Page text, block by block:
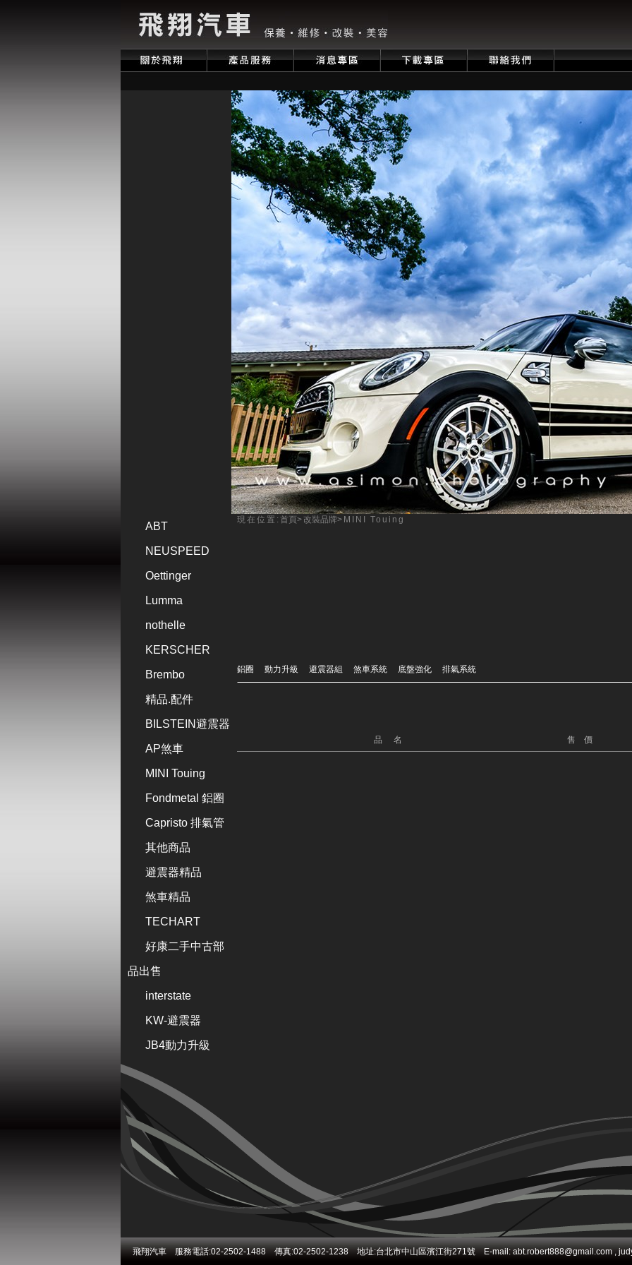
ABT
NEUSPEED
Oettinger
Lumma
nothelle
KERSCHER
Brembo
精品.配件
BILSTEIN避震器
AP煞車
MINI Touing
Fondmetal 鋁圈
Capristo 排氣管
其他商品
避震器精品
煞車精品
TECHART
好康二手中古部
品出售
interstate
KW-避震器
JB4動力升級
現在位置: 首頁> 改裝品牌>MINI Touing
鋁圈 動力升級 避震器組 煞車系統 底盤強化 排氣系統
品 名 售 價
飛翔汽車 服務電話:02-2502-1488 傳真:02-2502-1238 地址:台北市中山區濱江街271號 E-mail: abt.robert888@gmail.com ,